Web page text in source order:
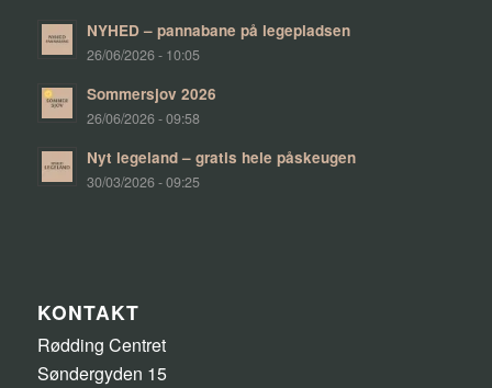
NYHED – pannabane på legepladsen
26/06/2026 - 10:05
Sommersjov 2026
26/06/2026 - 09:58
Nyt legeland – gratis hele påskeugen
30/03/2026 - 09:25
KONTAKT
Rødding Centret
Søndergyden 15